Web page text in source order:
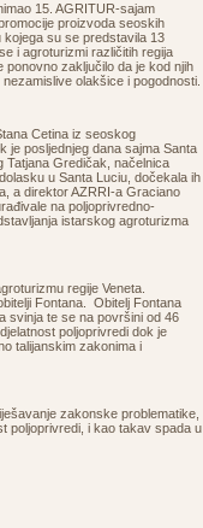
15. AGRITUR-sajam
proizvoda seoskih
su se predstavila 13
i agroturizmi različitih regija
ponovno zaključilo da je kod njih
olakšice i pogodnosti.
Cetina iz seoskog
je posljednjeg dana sajma Santa
Tatjana Gredičak, načelnica
u Santa Luciu, dočekala ih
a direktor AZRRI-a Graciano
na poljoprivredno-
istarskog agroturizma
regije Veneta.
Fontana. Obitelj Fontana
svinja te se na površini od 46
poljoprivredi dok je
talijanskim zakonima i
zakonske problematike,
poljoprivredi, i kao takav spada u